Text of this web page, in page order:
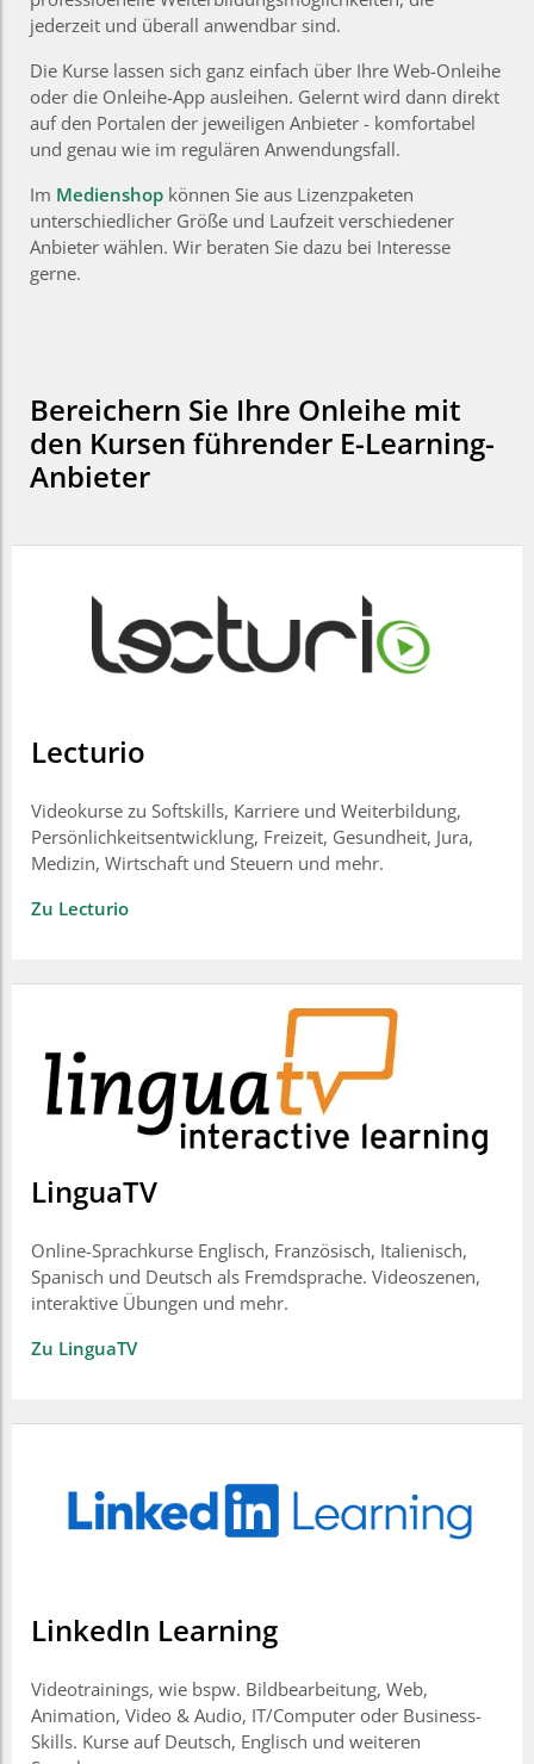
jederzeit und überall anwendbar sind.
Die Kurse lassen sich ganz einfach über Ihre Web-Onleihe
oder die Onleihe-App ausleihen. Gelernt wird dann direkt
auf den Portalen der jeweiligen Anbieter - komfortabel
und genau wie im regulären Anwendungsfall.
Im Medienshop können Sie aus Lizenzpaketen
unterschiedlicher Größe und Laufzeit verschiedener
Anbieter wählen. Wir beraten Sie dazu bei Interesse
gerne.
Bereichern Sie Ihre Onleihe mit
den Kursen führender E-Learning-
Anbieter
Lecturio
Videokurse zu Softskills, Karriere und Weiterbildung,
Persönlichkeitsentwicklung, Freizeit, Gesundheit, Jura,
Medizin, Wirtschaft und Steuern und mehr.
Zu Lecturio
LinguaTV
Online-Sprachkurse Englisch, Französisch, Italienisch,
Spanisch und Deutsch als Fremdsprache. Videoszenen,
interaktive Übungen und mehr.
Zu LinguaTV
LinkedIn Learning
Videotrainings, wie bspw. Bildbearbeitung, Web,
Animation, Video & Audio, IT/Computer oder Business-
Skills. Kurse auf Deutsch, Englisch und weiteren